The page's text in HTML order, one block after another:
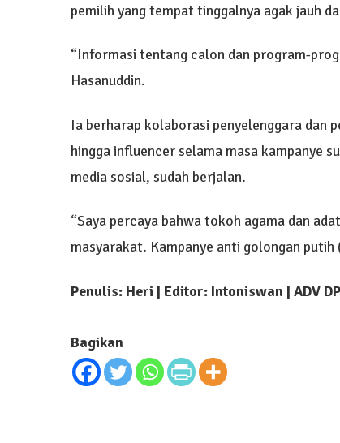
pemilih yang tempat tinggalnya agak jauh
“Informasi tentang calon dan program-
Hasanuddin.
Ia berharap kolaborasi penyelenggara dan
hingga influencer selama masa kampanye
media sosial, sudah berjalan.
“Saya percaya bahwa tokoh agama dan
masyarakat. Kampanye anti golongan
Penulis: Heri | Editor: Intoniswan | ADV
Bagikan